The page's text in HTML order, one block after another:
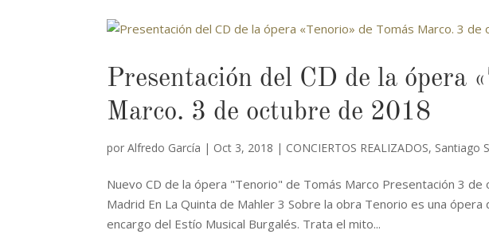
Presentación del CD de la ópera
Marco. 3 de octubre de 2018
porAlfredo García | Oct 3, 2018 | CONCIERTOS REALIZADOS, Santiago
Nuevo CD de la ópera "Tenorio" de Tomás Marco Presentación 3
Madrid En La Quinta de Mahler 3 Sobre la obra Tenorio es una
encargo del Estío Musical Burgalés. Trata el mito...